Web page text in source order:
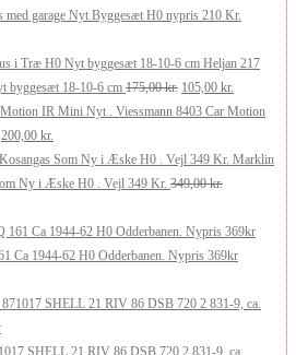
kr..
med garage Nyt Byggesæt H0 nypris 210 Kr.
kr..
Heljan 217
byggesæt 18-10-6 cm 175,00kr. Den
oprindelige
var:
175,00 kr..
105,00 kr.
aktuelle
er:
105,00 kr..
Viessmann 8403 Car Motion
Den
oprindelige
pris
269,00 kr..
200,00 kr.
aktuelle
pris
200,00 kr..
Marklin
Ny i Æske H0 . Vejl 349 Kr. 349,00kr.
Ca 1944-62 H0 Odderbanen. Nypris 369kr
SHELL 21 RIV 86 DSB 720 2 831-9, ca.